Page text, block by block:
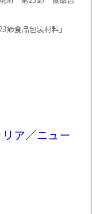
食品包装材料」
ア／ニュー